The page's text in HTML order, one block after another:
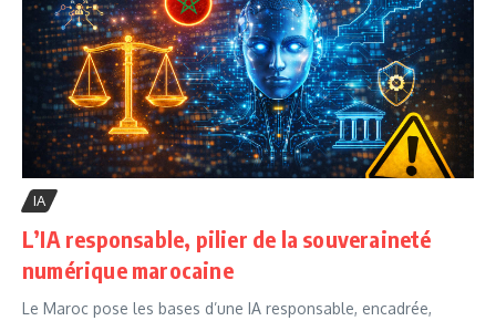
IA
L’IA responsable, pilier de la souveraineté
numérique marocaine
Le Maroc pose les bases d’une IA responsable, encadrée,